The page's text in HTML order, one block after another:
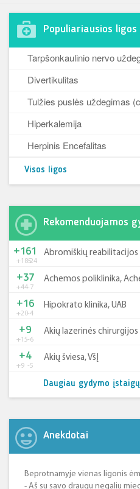
Populiariausios ligos
Tarpšonkaulinio nervo
Divertikulitas
Tulžies puslės uždegimas
Hiperkalemija
Herpinis Encefalitas
Visos ligos
Rekomenduojamos
+185-24
+161 Abromiškių reabilitacijos
+44-7
+37 Achemos poliklinika,
+20-4
+16 Hipokrato klinika, UAB
+15-6
+9 Akių lazerinės chirurgijos
+9 -5
+4 Akių šviesa, VšĮ
Daugiau gydymo įstaigų
Anekdotai
Beprotnamyje vienas ligonis
- Aš su savo draugu negaliu